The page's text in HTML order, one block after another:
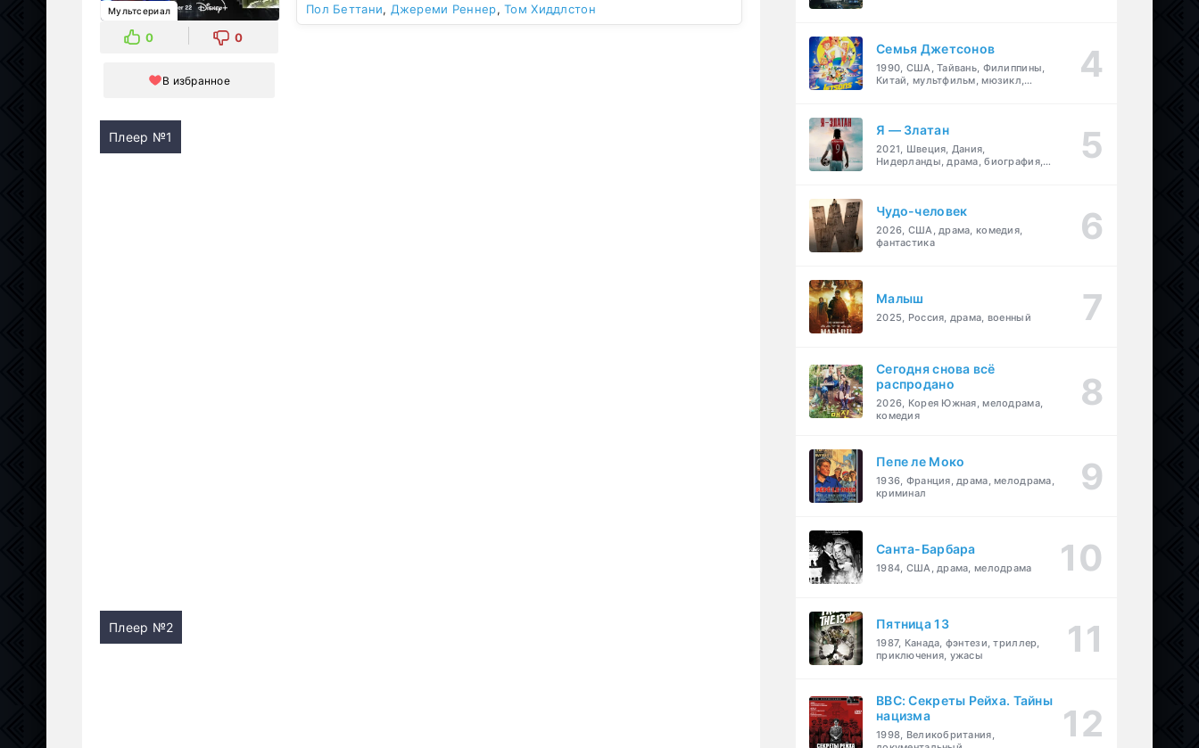
Мультсериал
0 0
В избранное
Пол Беттани, Джереми Реннер,Том Хиддлстон
Плеер №1
Плеер №2
Семья Джетсонов
1990, США, Тайвань, Филиппины,
Китай, мультфильм, мюзикл,
Я — Златан
2021, Швеция, Дания,
Нидерланды, драма, биография,
Чудо-человек
2026, США, драма, комедия,
фантастика
Малыш
2025, Россия, драма, военный
Сегодня снова всё
распродано
2026, Корея Южная, мелодрама,
комедия
Пепе ле Моко
1936, Франция, драма, мелодрама,
криминал
Санта-Барбара
1984, США, драма, мелодрама
Пятница 13
1987, Канада, фэнтези, триллер,
приключения, ужасы
BBC: Секреты Рейха. Тайны
нацизма
1998, Великобритания,